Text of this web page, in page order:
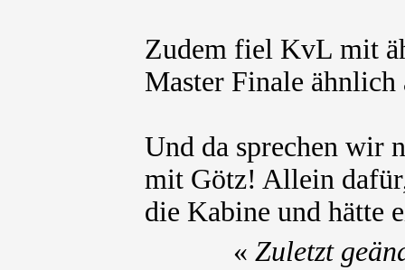
Zudem fiel KvL mit
Master Finale
Und da sprechen wir
mit Götz! Allein
die Kabine und hätte
« Zuletzt